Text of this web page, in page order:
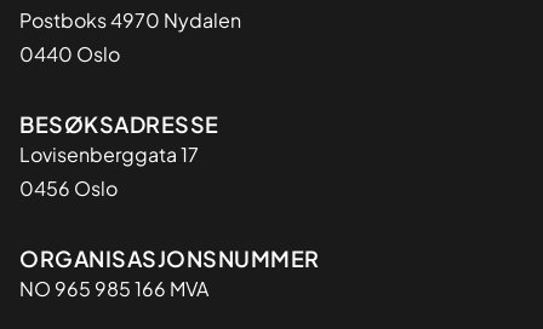
Postboks 4970 Nydalen
0440 Oslo
BESØKSADRESSE
Lovisenberggata 17
0456 Oslo
Organisasjon
ORGANISASJONSNUMMER
NO 965 985 166 MVA